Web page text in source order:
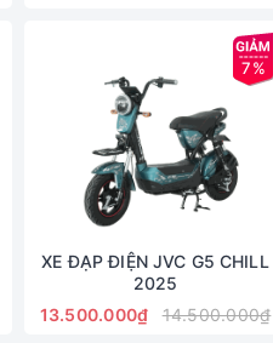
7%
XE ĐẠP ĐIỆN JVC G5 CHILL
2025
13.500.000₫
14.500.000₫